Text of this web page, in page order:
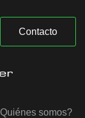
Contacto
somos?